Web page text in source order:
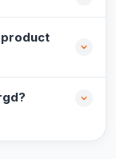
product